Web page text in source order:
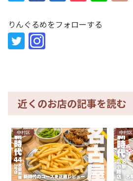
りんぐるめをフォローする
近くのお店の記事を読む
中村区 中村区